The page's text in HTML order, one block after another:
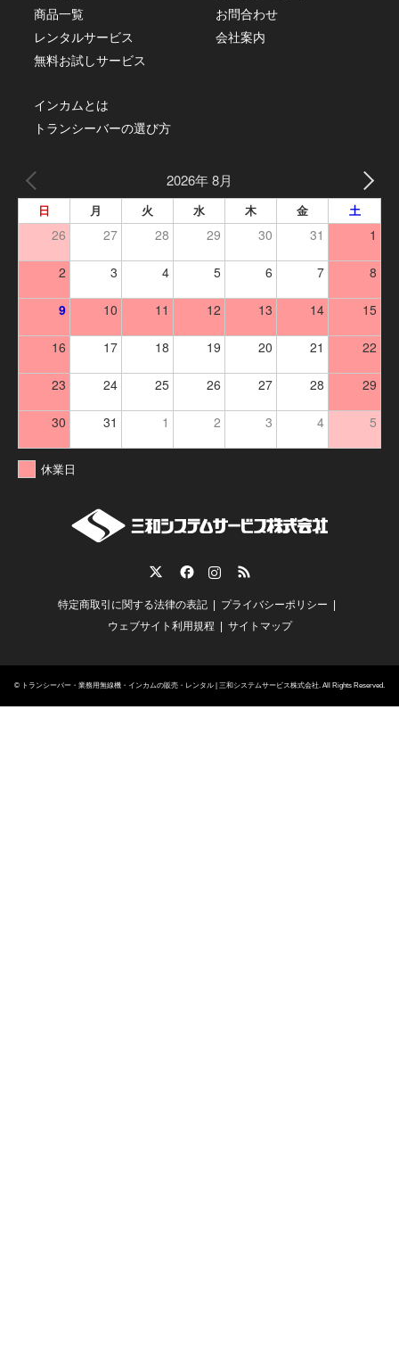
商品一覧
レンタルサービス
無料お試しサービス
お問合わせ
会社案内
インカムとは
トランシーバーの選び方
2026年 8月
日 月 火 水 木 金 土
26 27 28 29 30 31 1
2 3 4 5 6 7 8
9 10 11 12 13 14 15
16 17 18 19 20 21 22
23 24 25 26 27 28 29
30 31 1 2 3 4 5
休業日
RSS
特定商取引に関する法律の表記
プライバシーポリシー
ウェブサイト利用規程
サイトマップ
© トランシーバー・業務用無線機・インカムの販売・レンタル | 三和システムサービス株式会社. All Rights Reserved.